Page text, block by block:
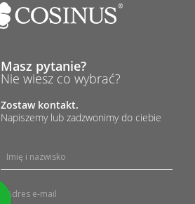
Masz pytanie?
Nie wiesz co wybrać?
Zostaw kontakt.
Napiszemy lub zadzwonimy do ciebie